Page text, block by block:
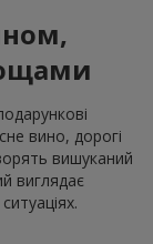
вино, дорогі
вишуканий
виглядає